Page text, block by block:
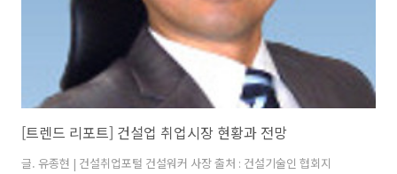
[트렌드 리포트] 건설업 취업시장 현황과 전망
글. 유종현 | 건설취업포털 건설워커 사장 출처 : 건설기술인 협회지